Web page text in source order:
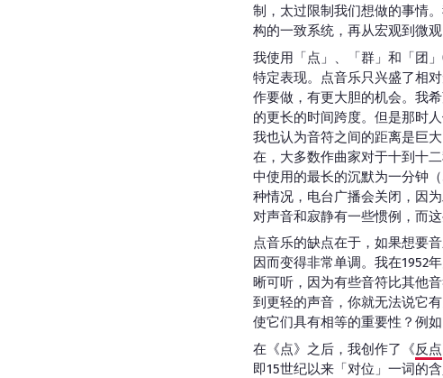
制，太过限制我们想做的事情
构的一致系统，再从宏观到微观
我使用「点」、「群」和「团
特定表现。点音乐只兴盛了相
作要做，有更大胆的机会。我
的更长的时间跨度。但是那时
我也认为音符之间的距离是巨
在，大多数作曲家对于十到十
中使用的最长的沉默为一分钟
种情况，电台广播会关闭，因
对声音和寂静有一些惯例，而
点音乐的缺点在于，如果想要
因而变得非常单调。我在1952
晰可听，因为有些音符比其他
到更轻的声音，你就无法说它
使它们具有相等的重要性？例
在《点》之后，我创作了《反点
即15世纪以来「对位」一词的